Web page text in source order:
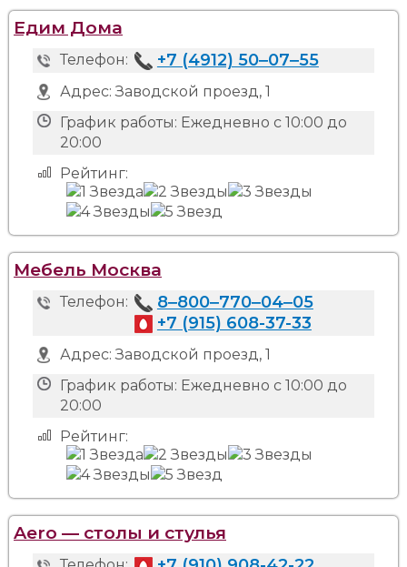
Едим Дома
Телефон: +7 (4912) 50‒07‒55
Адрес: Заводской проезд, 1
График работы: Ежедневно с 10:00 до
20:00
Рейтинг:
Мебель Москва
Телефон:
8‒800‒770‒04‒05
+7 (915) 608-37-33
Адрес: Заводской проезд, 1
График работы: Ежедневно с 10:00 до
20:00
Рейтинг:
Aero — столы и стулья